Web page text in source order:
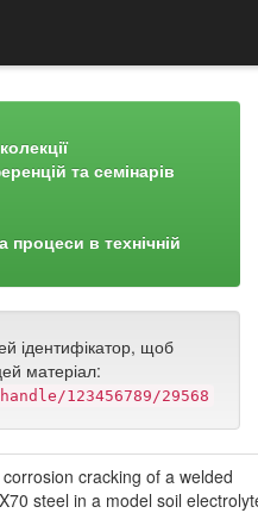
та семінарів
процеси в технічній
ідентифікатор, щоб
матеріал:
123456789/29568
cracking of a welded
steel in a model soil